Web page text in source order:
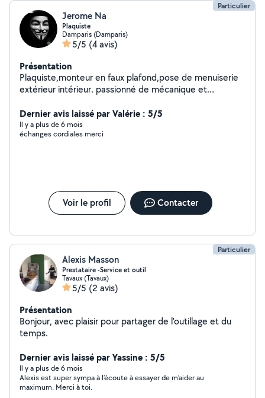
Particulier
Jerome Na
Plaquiste
Damparis (Damparis)
5/5 (4 avis)
Présentation
Plaquiste,monteur en faux plafond,pose de menuiserie
extérieur intérieur. passionné de mécanique et
Dernier avis laissé par Valérie : 5/5
Il y a plus de 6 mois
échanges cordiales merci
Voir le profil Contacter
Particulier
Alexis Masson
Prestataire -Service et outil
Tavaux (Tavaux)
5/5 (2 avis)
Présentation
Bonjour, avec plaisir pour partager de l'outillage et du
temps.
Dernier avis laissé par Yassine : 5/5
Il y a plus de 6 mois
Alexis est super sympa à l’écoute à essayer de m’aider au
maximum. Merci à toi.